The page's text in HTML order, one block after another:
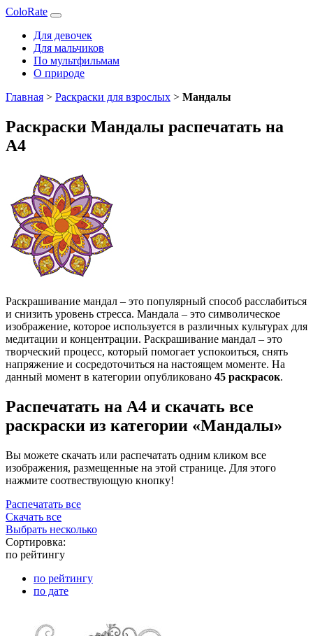
ColoRate
Для девочек
Для мальчиков
По мультфильмам
О природе
Главная > Раскраски для взрослых > Мандалы
Раскраски Мандалы распечатать на
А4
Раскрашивание мандал – это популярный способ расслабиться
и снизить уровень стресса. Мандала – это символическое
изображение, которое используется в различных культурах для
медитации и концентрации. Раскрашивание мандал – это
творческий процесс, который помогает успокоиться, снять
напряжение и сосредоточиться на настоящем моменте. На
данный момент в категории опубликовано 45 раскрасок.
Распечатать на А4 и скачать все
раскраски из категории «Мандалы»
Вы можете скачать или распечатать одним кликом все
изображения, размещенные на этой странице. Для этого
нажмите соотвествующую кнопку!
Распечатать все
Скачать все
Выбрать несколько
Сортировка:
по рейтингу
по рейтингу
по дате